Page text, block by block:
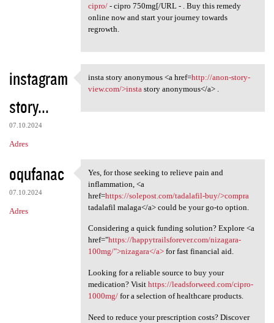
cipro/- cipro 750mg[/URL - . Buy this remedy
online now and start your journey towards
regrowth.
instagram
story...
07.10.2024
Adres
insta story anonymous <a href
insta story anonymous <a href=http://anon-story-
view.com/>insta story anonymous</a> .
oqufanac
07.10.2024
Adres
Yes, for those seeking to
Yes, for those seeking to relieve pain and
inflammation, <a
href=https://solepost.com/tadalafil-buy/>compra
tadalafil malaga</a> could be your go-to option.
Considering a quick funding solution? Explore <a
href="https://happytrailsforever.com/nizagara-
100mg/">nizagara</a>for fast financial aid.
Looking for a reliable source to buy your
medication? Visit https://leadsforweed.com/cipro-
1000mg/for a selection of healthcare products.
Need to reduce your prescription costs? Discover